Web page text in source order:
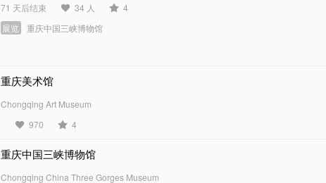
71 天后结束 34 人
4
展览
重庆中国三峡博物馆
重庆美术馆
Chongqing Art Museum
970
4
重庆中国三峡博物馆
Chongqing China Three Gorges Museum